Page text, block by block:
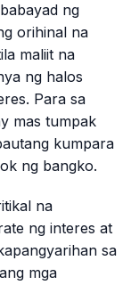
ng
orihinal na
maliit na
ng halos
Para sa
mas tumpak
kumpara
ng bangko.
na
ng interes at
sa
mga